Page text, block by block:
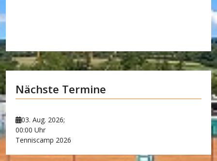
Nächste Termine
03. Aug. 2026;
00:00 Uhr
Tenniscamp 2026